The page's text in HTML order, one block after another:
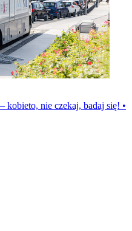
kobieto, nie czekaj, badaj się! •